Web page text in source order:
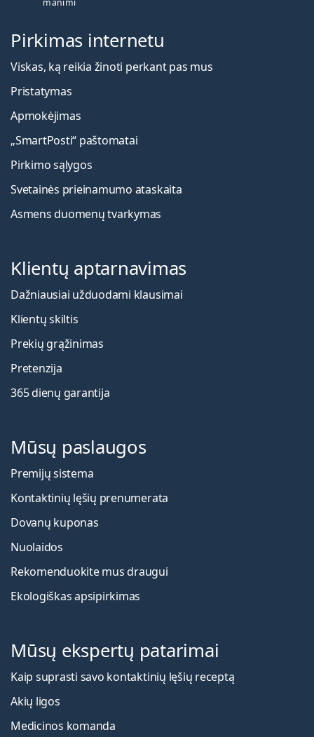
manimi
Pirkimas internetu
Viskas, ką reikia žinoti perkant pas mus
Pristatymas
Apmokėjimas
„SmartPosti“ paštomatai
Pirkimo sąlygos
Svetainės prieinamumo ataskaita
Asmens duomenų tvarkymas
Klientų aptarnavimas
Dažniausiai užduodami klausimai
Klientų skiltis
Prekių grąžinimas
Pretenzija
365 dienų garantija
Mūsų paslaugos
Premijų sistema
Kontaktinių lęšių prenumerata
Dovanų kuponas
Nuolaidos
Rekomenduokite mus draugui
Ekologiškas apsipirkimas
Mūsų ekspertų patarimai
Kaip suprasti savo kontaktinių lęšių receptą
Akių ligos
Medicinos komanda